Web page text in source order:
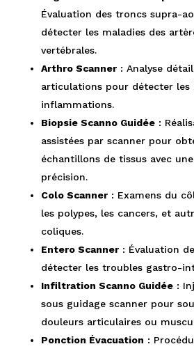
Évaluation des troncs supra-
détecter les maladies des
vertébrales.
Arthro Scanner: Analyse
articulations pour détecter les
inflammations.
Biopsie Scanno Guidée:
assistées par scanner pour
échantillons de tissus avec
précision.
Colo Scanner: Examens du
les polypes, les cancers, et
coliques.
Entero Scanner: Évaluation
détecter les troubles gastro-
Infiltration Scanno Guidée:
sous guidage scanner pour
douleurs articulaires ou
Ponction Évacuation :